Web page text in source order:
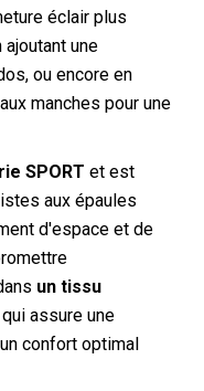
éclair plus
une
ou encore en
manches pour une
SPORT et est
aux épaules
d'espace et de
un tissu
qui assure une
confort optimal